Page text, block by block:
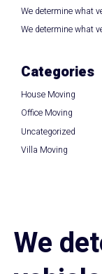
We determine what
We determine what
Categories
House Moving
Office Moving
Uncategorized
Villa Moving
We